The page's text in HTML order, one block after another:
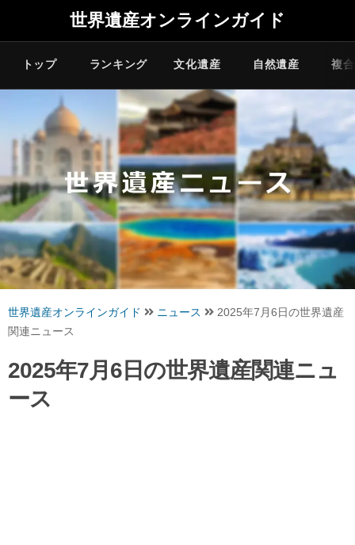
世界遺産オンラインガイド
トップ ランキング 文化遺産 自然遺産 複
世界遺産オンラインガイド ニュース
2025年7月6日の世界遺産
関連ニュース
2025年7月6日の世界遺産関連ニュ
ース